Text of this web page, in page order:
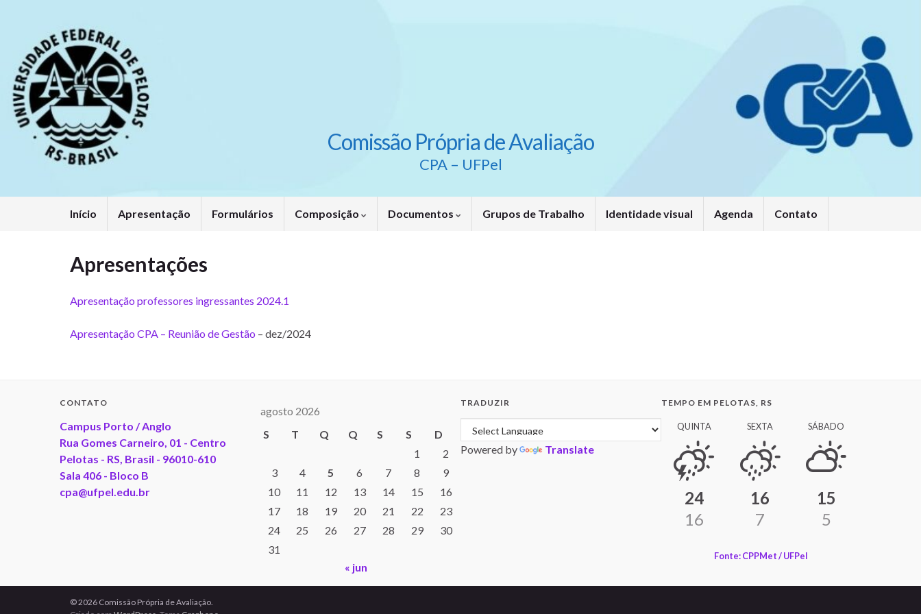
Comissão Própria de Avaliação
CPA – UFPel
Início Apresentação Formulários Composição Documentos Grupos de Trabalho Identidade visual Agenda Contato
Apresentações
Apresentação professores ingressantes 2024.1
Apresentação CPA – Reunião de Gestão – dez/2024
CONTATO
Campus Porto / Anglo
Rua Gomes Carneiro, 01 - Centro
Pelotas - RS, Brasil - 96010-610
Sala 406 - Bloco B
cpa@ufpel.edu.br
agosto 2026
S
T Q Q S S
D
1
2
3
4 5 6 7 8
9
10
11 12 13 14 15
16
17
18 19 20 21 22
23
24
25 26 27 28 29
30
31
« jun
TRADUZIR
Powered by Translate
TEMPO EM PELOTAS, RS
QUINTA
24
16
SEXTA
16
7
SÁBADO
15
5
Fonte: CPPMet / UFPel
© 2026 Comissão Própria de Avaliação.